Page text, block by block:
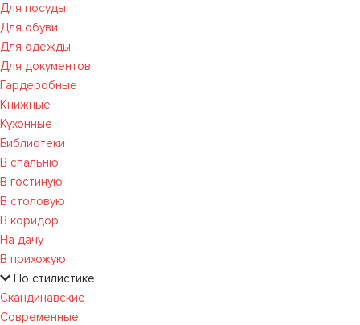
Для посуды
Для обуви
Для одежды
Для документов
Гардеробные
Книжные
Кухонные
Библиотеки
В спальню
В гостиную
В столовую
В коридор
На дачу
В прихожую
По стилистике
Скандинавские
Современные